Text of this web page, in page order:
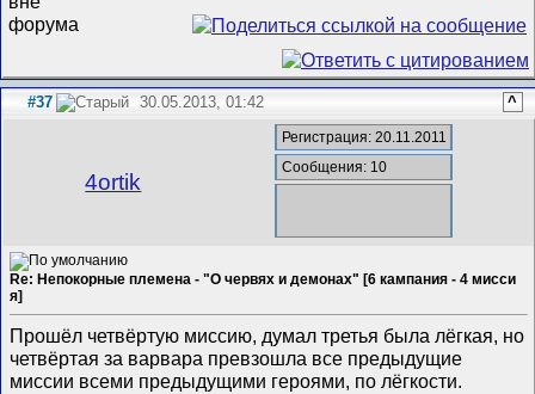
#37 30.05.2013, 01:42 ^
4ortik
Регистрация: 20.11.2011
Сообщения: 10
Re: Непокорные племена - "О червях и демонах" [6 кампания - 4 мисси
я]
Прошёл четвёртую миссию, думал третья была лёгкая, но
четвёртая за варвара превзошла все предыдущие
миссии всеми предыдущими героями, по лёгкости.